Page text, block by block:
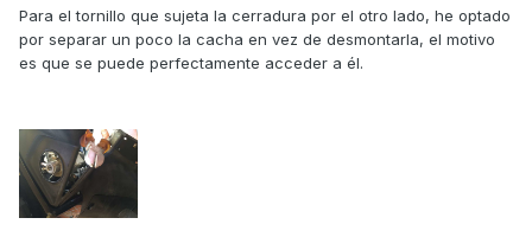
Para el tornillo que sujeta la cerradura por el otro lado, he optado
por separar un poco la cacha en vez de desmontarla, el motivo
es que se puede perfectamente acceder a él.